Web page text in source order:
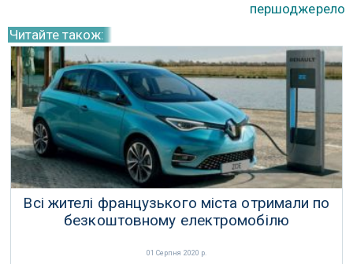
першоджерело
Читайте також:
Всі жителі французького міста отримали по
безкоштовному електромобілю
01 Серпня 2020 р.